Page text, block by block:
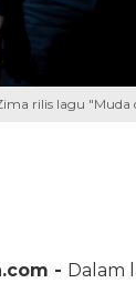
rilis lagu
- Dalam